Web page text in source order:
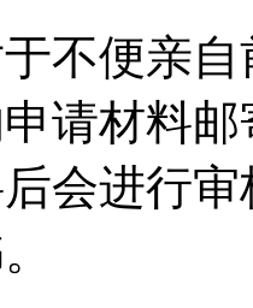
不便亲
请材料
会进行